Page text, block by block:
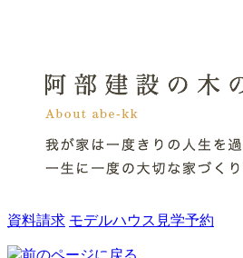
資料請求 モデルハウス見学予約